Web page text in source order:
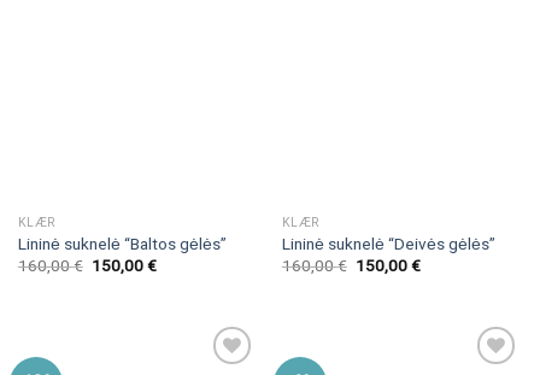
KLÆR
Lininė suknelė “Baltos gėlės”
160,00€ 150,00€
KLÆR
Lininė suknelė “Deivės gėlės”
160,00€ 150,00€